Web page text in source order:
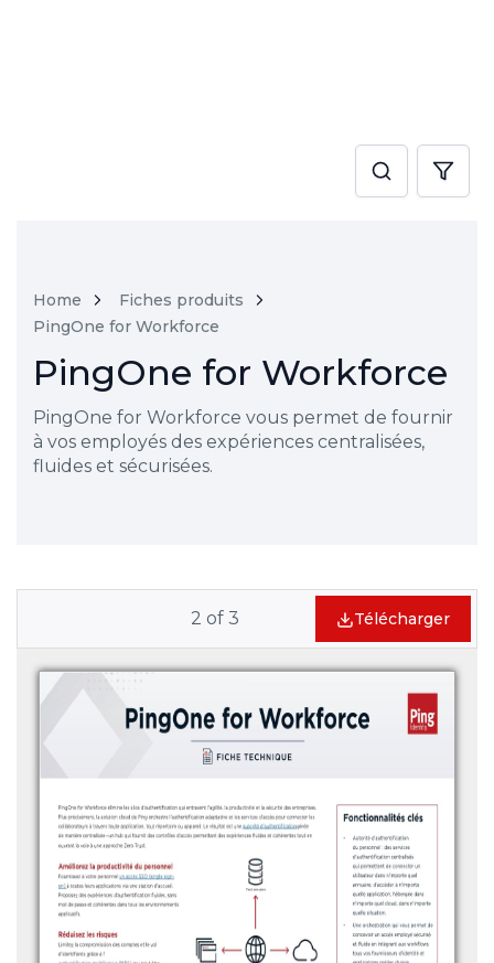
Home
Fiches produits
PingOne for Workforce
PingOne for Workforce
PingOne for Workforce vous permet de fournir
à vos employés des expériences centralisées,
fluides et sécurisées.
2 of 3 Télécharger